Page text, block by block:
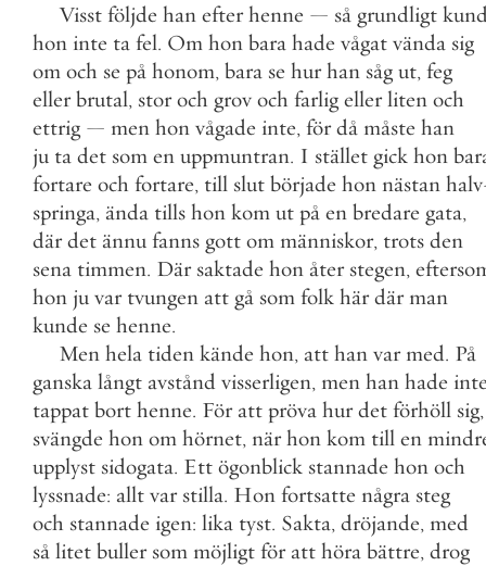
Visst följde han efter henne — så grundligt
hon inte ta fel. Om hon bara hade vågat vända sig
om och se på honom, bara se hur han såg ut, feg
eller brutal, stor och grov och farlig eller liten och
ettrig — men hon vågade inte, för då måste han
ju ta det som en uppmuntran. I stället gick hon
fortare och fortare, till slut började hon nästan halv
springa, ända tills hon kom ut på en bredare gata,
där det ännu fanns gott om människor, trots den
sena timmen. Där saktade hon åter stegen,
hon ju var tvungen att gå som folk här där man
kunde se henne.
Men hela tiden kände hon, att han var med. På
ganska långt avstånd visserligen, men han hade
tappat bort henne. För att pröva hur det förhöll sig,
svängde hon om hörnet, när hon kom till en
upplyst sidogata. Ett ögonblick stannade hon och
lyssnade: allt var stilla. Hon fortsatte några steg
och stannade igen: lika tyst. Sakta, dröjande, med
så litet buller som möjligt för att höra bättre, drog